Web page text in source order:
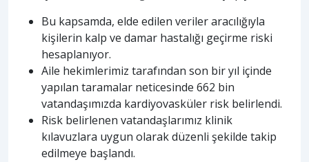
Bu kapsamda, elde edilen veriler aracılığıyla
kişilerin kalp ve damar hastalığı geçirme riski
hesaplanıyor.
Aile hekimlerimiz tarafından son bir yıl içinde
yapılan taramalar neticesinde 662 bin
vatandaşımızda kardiyovasküler risk belirlendi.
Risk belirlenen vatandaşlarımız klinik
kılavuzlara uygun olarak düzenli şekilde takip
edilmeye başlandı.